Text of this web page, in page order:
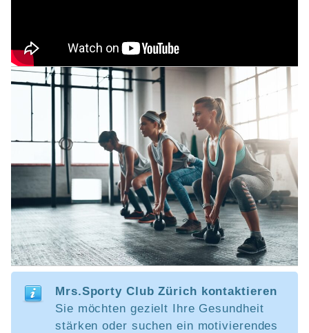
Mrs.Sporty Club Zürich kontaktieren
Sie möchten gezielt Ihre Gesundheit
stärken oder suchen ein motivierendes